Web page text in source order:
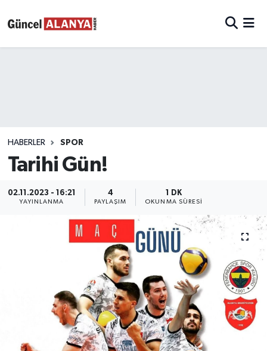
HABERLER SPOR
Tarihi Gün!
02.11.2023 - 16:21
YAYINLANMA
4
PAYLAŞIM
1 DK
OKUNMA SÜRESI